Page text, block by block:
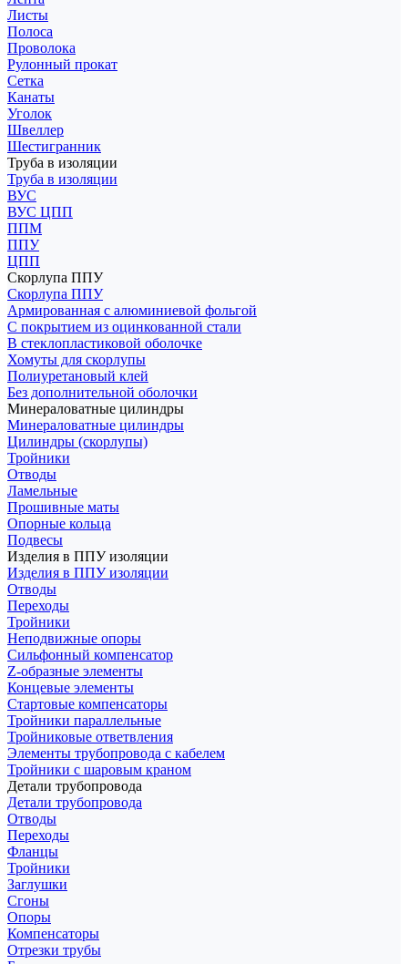
Листы
Полоса
Проволока
Рулонный прокат
Сетка
Канаты
Уголок
Швеллер
Шестигранник
Труба в изоляции
Труба в изоляции
ВУС
ВУС ЦПП
ППМ
ППУ
ЦПП
Скорлупа ППУ
Скорлупа ППУ
Армированная с алюминиевой фольгой
С покрытием из оцинкованной стали
В стеклопластиковой оболочке
Хомуты для скорлупы
Полиуретановый клей
Без дополнительной оболочки
Минераловатные цилиндры
Минераловатные цилиндры
Цилиндры (скорлупы)
Тройники
Отводы
Ламельные
Прошивные маты
Опорные кольца
Подвесы
Изделия в ППУ изоляции
Изделия в ППУ изоляции
Отводы
Переходы
Тройники
Неподвижные опоры
Cильфонный компенсатор
Z-образные элементы
Концевые элементы
Стартовые компенсаторы
Тройники параллельные
Тройниковые ответвления
Элементы трубопровода с кабелем
Тройники с шаровым краном
Детали трубопровода
Детали трубопровода
Отводы
Переходы
Фланцы
Тройники
Заглушки
Сгоны
Опоры
Компенсаторы
Отрезки трубы